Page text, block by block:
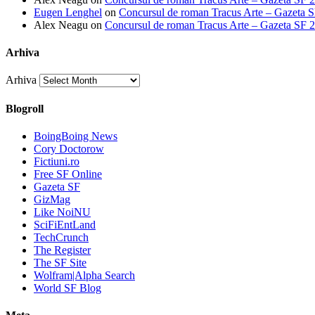
Eugen Lenghel on Concursul de roman Tracus Arte – Gazeta
Alex Neagu on Concursul de roman Tracus Arte – Gazeta SF
Arhiva
Arhiva
Blogroll
BoingBoing News
Cory Doctorow
Fictiuni.ro
Free SF Online
Gazeta SF
GizMag
Like NoiNU
SciFiEntLand
TechCrunch
The Register
The SF Site
Wolfram|Alpha Search
World SF Blog